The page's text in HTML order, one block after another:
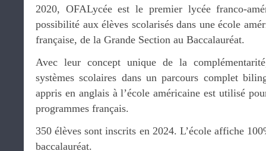
2020, OFALycée est le premier lycée franco-
possibilité aux élèves scolarisés dans une école
française, de la Grande Section au Baccalauréat.
Avec leur concept unique de la
systèmes scolaires dans un parcours complet
appris en anglais à l’école américaine est utilisé
programmes français.
350 élèves sont inscrits en 2024. L’école affiche
baccalauréat.